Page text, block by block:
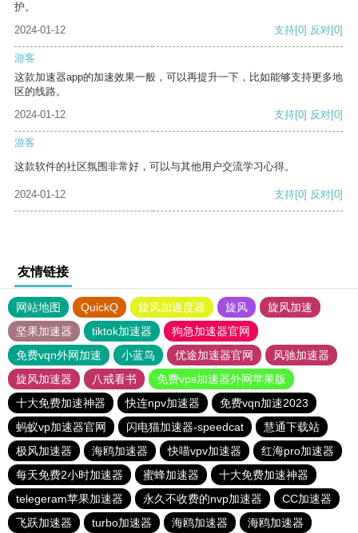
护。
2024-01-12
支持[0] 反对[0]
游客
这款加速器app的加速效果一般，可以再提升一下，比如能够支持更多地
区的线路。
2024-01-12
支持[0] 反对[0]
游客
这款软件的社区氛围非常好，可以与其他用户交流学习心得。
2024-01-12 支持[0] 反对[0]
友情链接
网站地图 QuickQ 旋风加速度器 旋风
旋风加速
坚果加速器
tiktok加速器
狗急加速器官网
免费vqn外网加速
小蓝鸟 优途加速器官网
风驰加速器
旋风加速器
八戒看书
免费vps加速器外网苹果版
十大免费加速神器
快连npv加速器
免费vqn加速2023
蚂蚁vp加速器官网
闪电猫加速器-speedcat
慧通下载站
极风加速器
海鸥加速器 快喵vpv加速器
红海pro加速器
每天免费2小时加速器
蜜蜂加速器
十大免费加速神器
telegeram苹果加速器
永久不收费的nvp加速器
CC加速器
飞跃加速器
turbo加速器 海鸥加速器 海鸥加速器